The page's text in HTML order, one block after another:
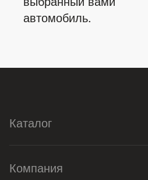
автомобиль.
Каталог
Компания